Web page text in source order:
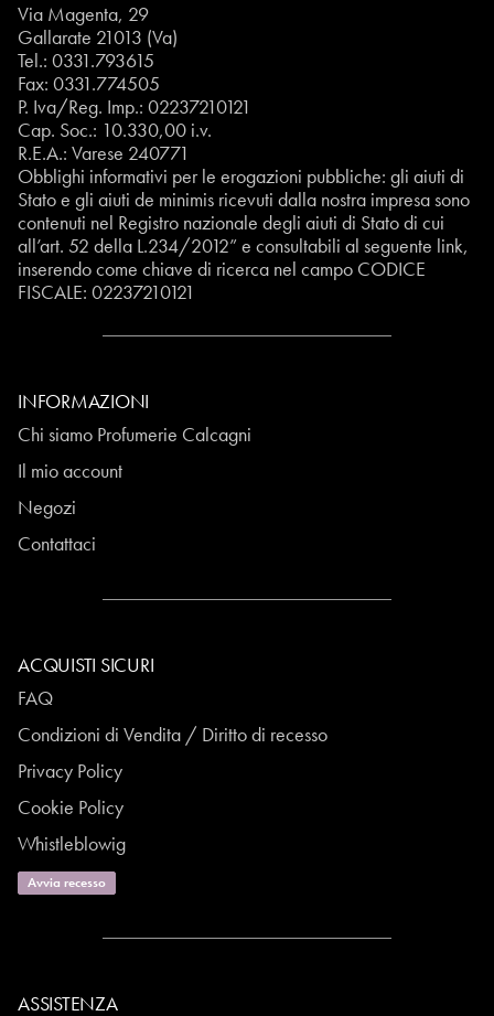
Via Magenta, 29
Gallarate 21013 (Va)
Tel.: 0331.793615
Fax: 0331.774505
P. Iva/Reg. Imp.: 02237210121
Cap. Soc.: 10.330,00 i.v.
R.E.A.: Varese 240771
Obblighi informativi per le erogazioni pubbliche: gli aiuti di
Stato e gli aiuti de minimis ricevuti dalla nostra impresa sono
contenuti nel Registro nazionale degli aiuti di Stato di cui
all’art. 52 della L.234/2012” e consultabili al seguente link,
inserendo come chiave di ricerca nel campo CODICE
FISCALE: 02237210121
INFORMAZIONI
Chi siamo Profumerie Calcagni
Il mio account
Negozi
Contattaci
ACQUISTI SICURI
FAQ
Condizioni di Vendita / Diritto di recesso
Privacy Policy
Cookie Policy
Whistleblowig
Avvia recesso
ASSISTENZA